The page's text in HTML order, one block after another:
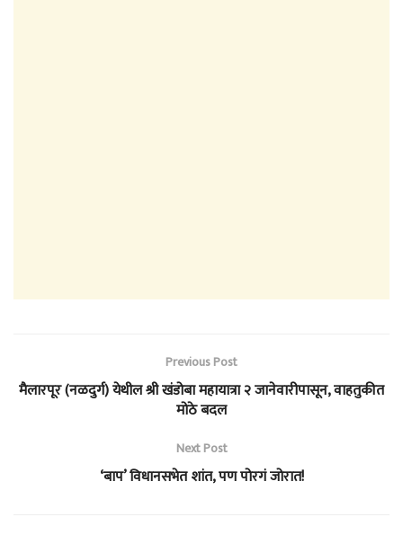
Previous Post
मैलारपूर (नळदुर्ग) येथील श्री खंडोबा महायात्रा २ जानेवारीपासून, वाहतुकीत
मोठे बदल
Next Post
‘बाप’ विधानसभेत शांत, पण पोरगं जोरात!